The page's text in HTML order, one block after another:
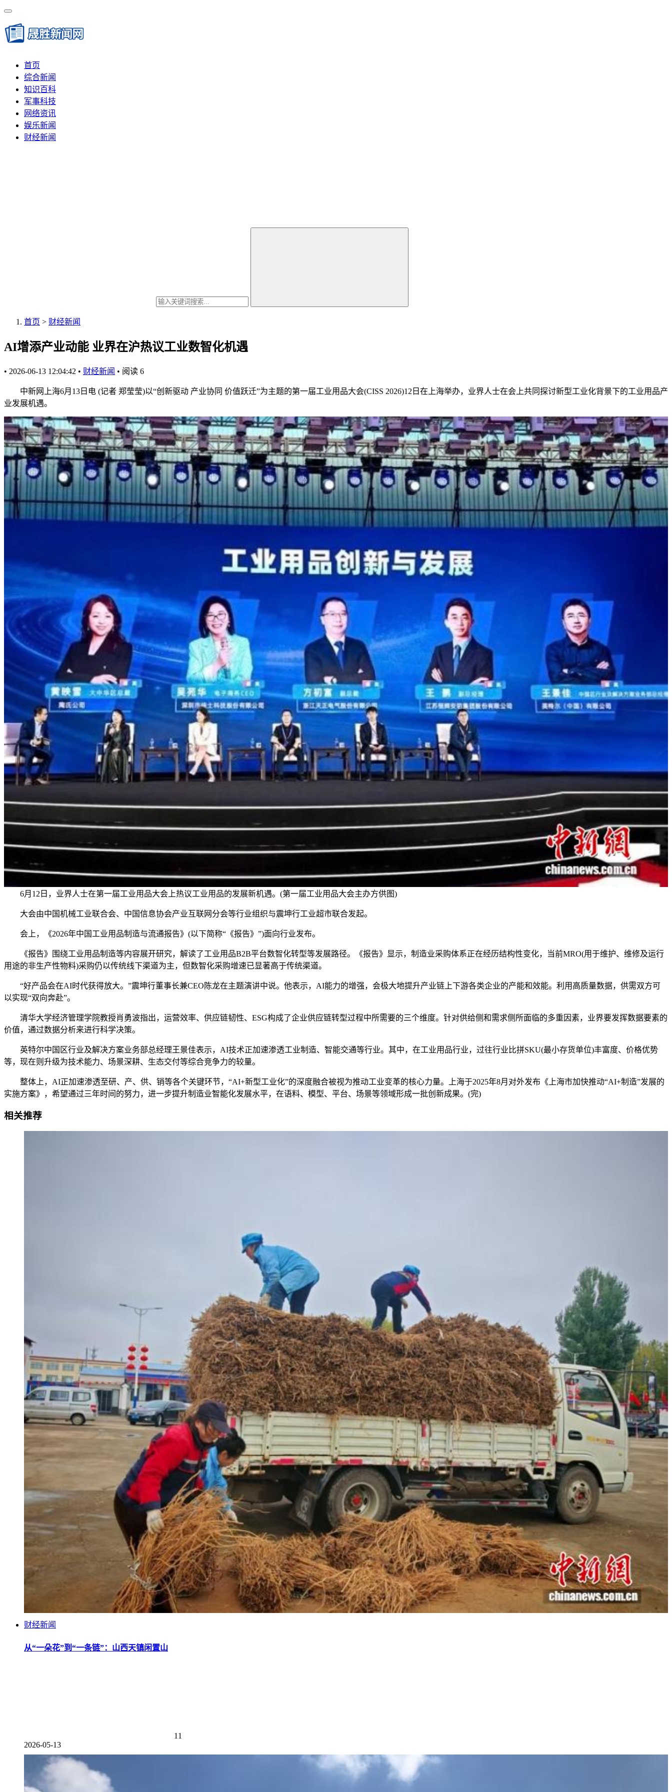
首页
综合新闻
知识百科
军事科技
网络资讯
娱乐新闻
财经新闻
首页 > 财经新闻
AI增添产业动能 业界在沪热议工业数智化机遇
• 2026-06-13 12:04:42 • 财经新闻 • 阅读 6
中新网上海6月13日电 (记者 郑莹莹)以“创新驱动 产业协同 价值跃迁”为主题的第一届工业用品大会(CISS 2026)12日在上海举办，业界人士在会上共同探讨新型工业化背景下的工业用品产
业发展机遇。
6月12日，业界人士在第一届工业用品大会上热议工业用品的发展新机遇。(第一届工业用品大会主办方供图)
大会由中国机械工业联合会、中国信息协会产业互联网分会等行业组织与震坤行工业超市联合发起。
会上，《2026年中国工业用品制造与流通报告》(以下简称“《报告》”)面向行业发布。
《报告》围绕工业用品制造等内容展开研究，解读了工业用品B2B平台数智化转型等发展路径。《报告》显示，制造业采购体系正在经历结构性变化，当前MRO(用于维护、维修及运行
用途的非生产性物料)采购仍以传统线下渠道为主，但数智化采购增速已显著高于传统渠道。
“好产品会在AI时代获得放大。”震坤行董事长兼CEO陈龙在主题演讲中说。他表示，AI能力的增强，会极大地提升产业链上下游各类企业的产能和效能。利用高质量数据，供需双方可
以实现“双向奔赴”。
清华大学经济管理学院教授肖勇波指出，运营效率、供应链韧性、ESG构成了企业供应链转型过程中所需要的三个维度。针对供给侧和需求侧所面临的多重因素，业界要发挥数据要素的
价值，通过数据分析来进行科学决策。
英特尔中国区行业及解决方案业务部总经理王景佳表示，AI技术正加速渗透工业制造、智能交通等行业。其中，在工业用品行业，过往行业比拼SKU(最小存货单位)丰富度、价格优势
等，现在则升级为技术能力、场景深耕、生态交付等综合竞争力的较量。
整体上，AI正加速渗透至研、产、供、销等各个关键环节，“AI+新型工业化”的深度融合被视为推动工业变革的核心力量。上海于2025年8月对外发布《上海市加快推动“AI+制造”发展的
实施方案》，希望通过三年时间的努力，进一步提升制造业智能化发展水平，在语料、模型、平台、场景等领域形成一批创新成果。(完)
相关推荐
财经新闻
从“一朵花”到“一条链”：山西天镇闲置山
11
2026-05-13